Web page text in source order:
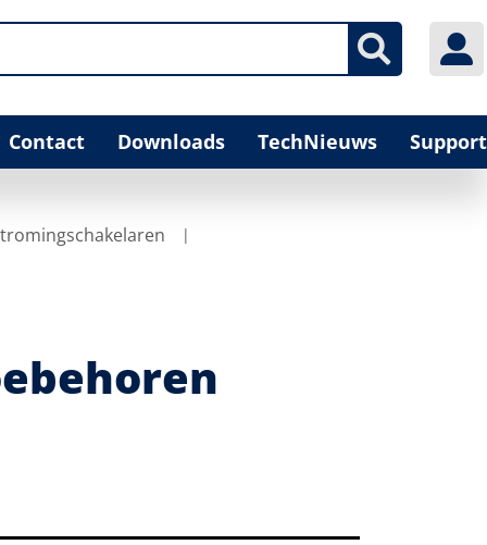
Contact Downloads TechNieuws Support